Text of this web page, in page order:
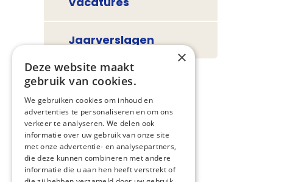
Jaarverslagen
×
Deze website maakt
gebruik van cookies.
We gebruiken cookies om inhoud en
advertenties te personaliseren en om ons
verkeer te analyseren. We delen ook
informatie over uw gebruik van onze site
met onze advertentie- en analysepartners,
die deze kunnen combineren met andere
informatie die u aan hen heeft verstrekt of